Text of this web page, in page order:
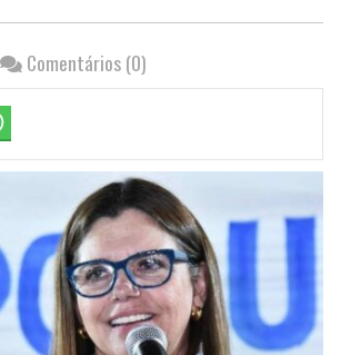
Comentários (0)